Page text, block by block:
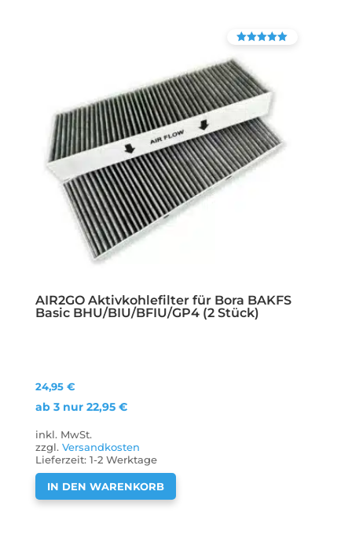
AIR2GO Aktivkohlefilter für Bora BAKFS
Basic BHU/BIU/BFIU/GP4 (2 Stück)
4.90
von 5
24,95€
ab 3 nur22,95€
inkl. MwSt.
zzgl.Versandkosten
Lieferzeit:1-2 Werktage
IN DEN WARENKORB